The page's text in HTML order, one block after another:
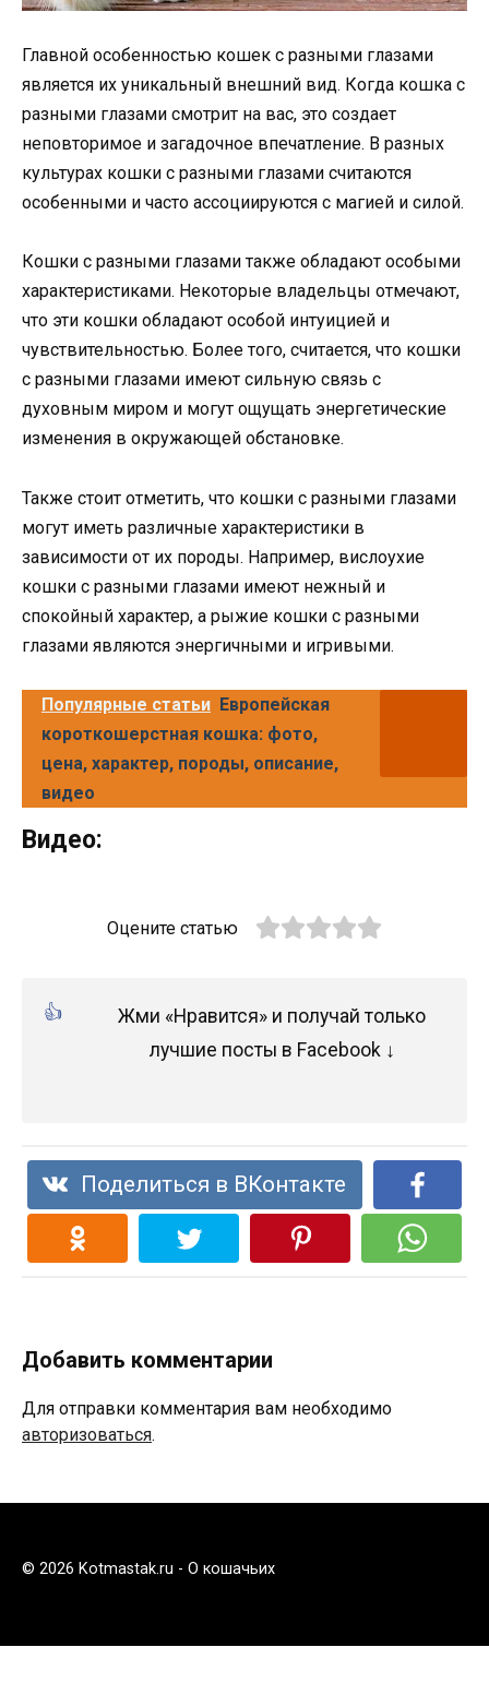
Главной особенностью кошек с разными глазами
является их уникальный внешний вид. Когда кошка с
разными глазами смотрит на вас, это создает
неповторимое и загадочное впечатление. В разных
культурах кошки с разными глазами считаются
особенными и часто ассоциируются с магией и силой.
Кошки с разными глазами также обладают особыми
характеристиками. Некоторые владельцы отмечают,
что эти кошки обладают особой интуицией и
чувствительностью. Более того, считается, что кошки
с разными глазами имеют сильную связь с
духовным миром и могут ощущать энергетические
изменения в окружающей обстановке.
Также стоит отметить, что кошки с разными глазами
могут иметь различные характеристики в
зависимости от их породы. Например, вислоухие
кошки с разными глазами имеют нежный и
спокойный характер, а рыжие кошки с разными
глазами являются энергичными и игривыми.
Популярные статьи Европейская
короткошерстная кошка: фото,
цена, характер, породы, описание,
видео
Видео:
Оцените статью
Жми «Нравится» и получай только
лучшие посты в Facebook ↓
Поделиться в ВКонтакте
Добавить комментарии
Для отправки комментария вам необходимо
авторизоваться.
© 2026 Kotmastak.ru - О кошачьих